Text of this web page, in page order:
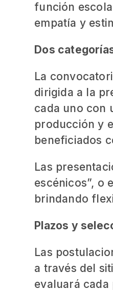
función
empatía y
Dos
La
dirigida a la
cada uno con
producción y
beneficiados
Las
escénicos”, o
brindando
Plazos y
Las
a través del
evaluará